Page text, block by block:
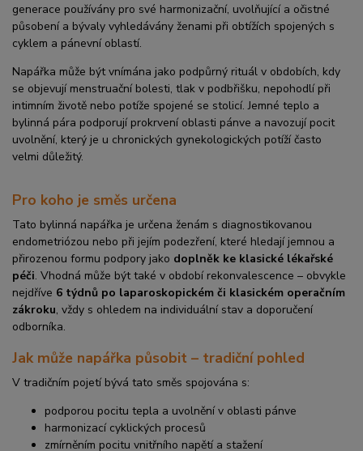
generace používány pro své harmonizační, uvolňující a očistné
působení a bývaly vyhledávány ženami při obtížích spojených s
cyklem a pánevní oblastí.
Napářka může být vnímána jako podpůrný rituál v obdobích, kdy
se objevují menstruační bolesti, tlak v podbřišku, nepohodlí při
intimním životě nebo potíže spojené se stolicí. Jemné teplo a
bylinná pára podporují prokrvení oblasti pánve a navozují pocit
uvolnění, který je u chronických gynekologických potíží často
velmi důležitý.
Pro koho je směs určena
Tato bylinná napářka je určena ženám s diagnostikovanou
endometriózou nebo při jejím podezření, které hledají jemnou a
přirozenou formu podpory jako doplněk ke klasické lékařské
péči. Vhodná může být také v období rekonvalescence – obvykle
nejdříve 6 týdnů po laparoskopickém či klasickém operačním
zákroku, vždy s ohledem na individuální stav a doporučení
odborníka.
Jak může napářka působit – tradiční pohled
V tradičním pojetí bývá tato směs spojována s:
podporou pocitu tepla a uvolnění v oblasti pánve
harmonizací cyklických procesů
zmírněním pocitu vnitřního napětí a stažení